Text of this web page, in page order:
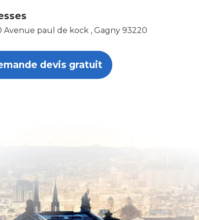
paul de kock , Gagny 93220
devis gratuit